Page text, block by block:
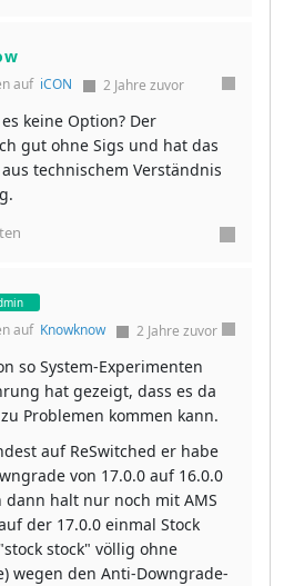
auf iCON 2 Jahre zuvor
keine Option? Der
gut ohne Sigs und hat das
technischem Verständnis
auf Knowknow 2 Jahre zuvor
so System-Experimenten
hat gezeigt, dass es da
Problemen kommen kann.
auf ReSwitched er habe
von 17.0.0 auf 16.0.0
dann halt nur noch mit AMS
der 17.0.0 einmal Stock
stock" völlig ohne
wegen den Anti-Downgrade-